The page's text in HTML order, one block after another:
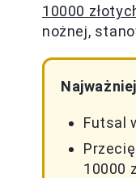
10000
nożnej,
Futsal
10000